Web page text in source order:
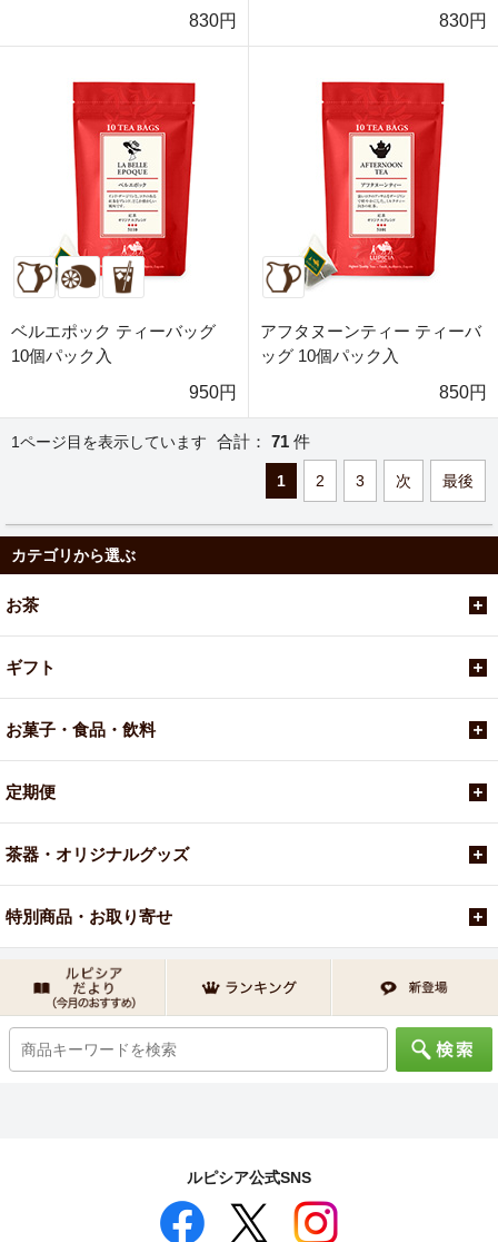
830円
830円
ベルエポック ティーバッグ
10個パック入
950円
アフタヌーンティー ティーバ
ッグ 10個パック入
850円
1ページ目を表示しています 合計： 71 件
1 2 3 次 最後
カテゴリから選ぶ
お茶
ギフト
お菓子・食品・飲料
定期便
茶器・オリジナルグッズ
特別商品・お取り寄せ
ルピシア公式SNS